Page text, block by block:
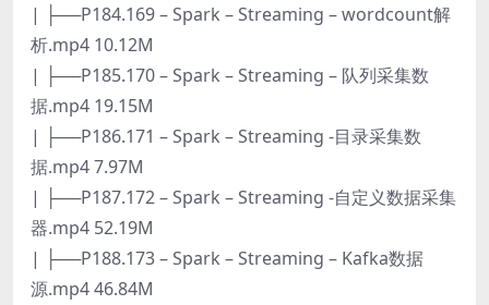
| ├──P184.169 – Spark – Streaming – wordcount解
析.mp4 10.12M
| ├──P185.170 – Spark – Streaming – 队列采集数
据.mp4 19.15M
| ├──P186.171 – Spark – Streaming -目录采集数
据.mp4 7.97M
| ├──P187.172 – Spark – Streaming -自定义数据采集
器.mp4 52.19M
| ├──P188.173 – Spark – Streaming – Kafka数据
源.mp4 46.84M